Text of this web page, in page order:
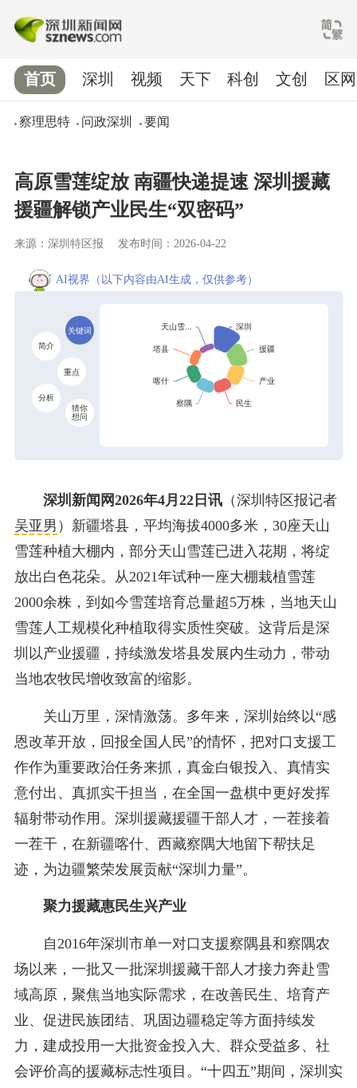
首页
察理思特 问政深圳 要闻
深圳 视频 天下 科创 文创 区网
高原雪莲绽放 南疆快递提速 深圳援藏
援疆解锁产业民生“双密码”
来源：深圳特区报 发布时间：2026-04-22
AI视界 （以下内容由AI生成，仅供参考）
关键词
简介
重点
分析
猜你
想问
深圳新闻网2026年4月22日讯（深圳特区报记者
吴亚男 ）新疆塔县，平均海拔4000多米，30座天山
雪莲种植大棚内，部分天山雪莲已进入花期，将绽
放出白色花朵。从2021年试种一座大棚栽植雪莲
2000余株，到如今雪莲培育总量超5万株，当地天山
雪莲人工规模化种植取得实质性突破。这背后是深
圳以产业援疆，持续激发塔县发展内生动力，带动
当地农牧民增收致富的缩影。
关山万里，深情激荡。多年来，深圳始终以“感
恩改革开放，回报全国人民”的情怀，把对口支援工
作作为重要政治任务来抓，真金白银投入、真情实
意付出、真抓实干担当，在全国一盘棋中更好发挥
辐射带动作用。深圳援藏援疆干部人才，一茬接着
一茬干，在新疆喀什、西藏察隅大地留下帮扶足
迹，为边疆繁荣发展贡献“深圳力量”。
聚力援藏惠民生兴产业
自2016年深圳市单一对口支援察隅县和察隅农
场以来，一批又一批深圳援藏干部人才接力奔赴雪
域高原，聚焦当地实际需求，在改善民生、培育产
业、促进民族团结、巩固边疆稳定等方面持续发
力，建成投用一大批资金投入大、群众受益多、社
会评价高的援藏标志性项目。“十四五”期间，深圳实